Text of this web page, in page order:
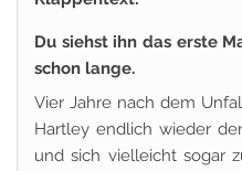
Du siehst ihn das erste
schon lange.
Vier Jahre nach dem
Hartley endlich wieder
und sich vielleicht sogar